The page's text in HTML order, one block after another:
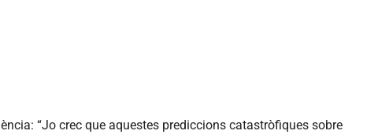
“Jo crec que aquestes prediccions catastròfiques sobre